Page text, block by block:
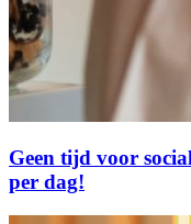
Geen tijd voor
per dag!